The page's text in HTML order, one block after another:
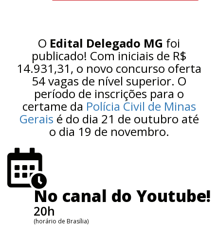
O Edital Delegado MG foi
publicado! Com iniciais de R$
14.931,31, o novo concurso oferta
54 vagas de nível superior. O
período de inscrições para o
certame da Polícia Civil de Minas
Gerais é do dia 21 de outubro até
o dia 19 de novembro.
No canal do Youtube!
20h
(horário de Brasília)